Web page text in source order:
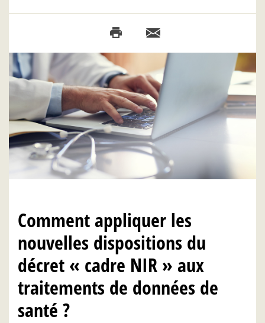
Comment appliquer les
nouvelles dispositions du
décret « cadre NIR » aux
traitements de données de
santé ?